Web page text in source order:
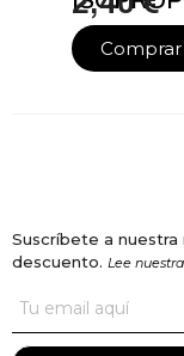
Comprar
Suscríbete a
descuento. Lee